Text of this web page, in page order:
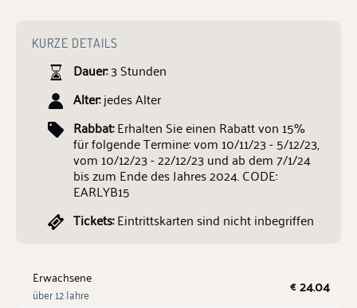
KURZE DETAILS
Dauer:3 Stunden
Alter:jedes Alter
Rabbat:Erhalten Sie einen Rabatt von 15%
für folgende Termine: vom 10/11/23 - 5/12/23,
vom 10/12/23 - 22/12/23 und ab dem 7/1/24
bis zum Ende des Jahres 2024. CODE:
EARLYB15
Tickets:Eintrittskarten sind nicht inbegriffen
Erwachsene
über 12 Jahre
€ 24.04